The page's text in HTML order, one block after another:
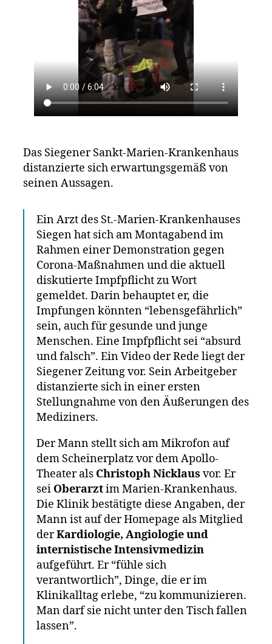
Das Siegener Sankt-Marien-Krankenhaus
distanzierte sich erwartungsgemäß von
seinen Aussagen.
Ein Arzt des St.-Marien-Krankenhauses
Siegen hat sich am Montagabend im
Rahmen einer Demonstration gegen
Corona-Maßnahmen und die aktuell
diskutierte Impfpflicht zu Wort
gemeldet. Darin behauptet er, die
Impfungen könnten “lebensgefährlich”
sein, auch für gesunde und junge
Menschen. Eine Impfpflicht sei “absurd
und falsch”. Ein Video der Rede liegt der
Siegener Zeitung vor. Sein Arbeitgeber
distanzierte sich in einer ersten
Stellungnahme von den Äußerungen des
Mediziners.
Der Mann stellt sich am Mikrofon auf
dem Scheinerplatz vor dem Apollo-
Theater als Christoph Nicklaus vor. Er
sei Oberarztim Marien-Krankenhaus.
Die Klinik bestätigte diese Angaben, der
Mann ist auf der Homepage als Mitglied
derKardiologie, Angiologie und
internistische Intensivmedizin
aufgeführt. Er “fühle sich
verantwortlich”, Dinge, die er im
Klinikalltag erlebe, “zu kommunizieren.
Man darf sie nicht unter den Tisch fallen
lassen”.